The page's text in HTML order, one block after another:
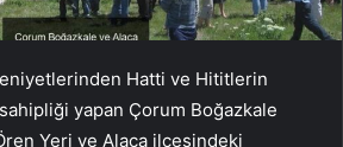
Hatti ve Hititlerin
yapan Çorum Boğazkale
Yeri ve Alaca ilçesindeki